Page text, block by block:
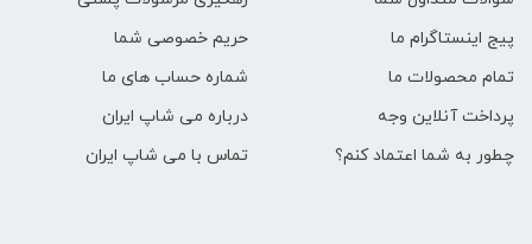
پیج اینستاگرام ما
تمام محصولات ما
پرداخت آنلاین وجه
چطور به شما اعتماد کنم؟
حریم خصوصی شما
شماره حساب های ما
درباره می شاپ ایران
تماس با می شاپ ایران